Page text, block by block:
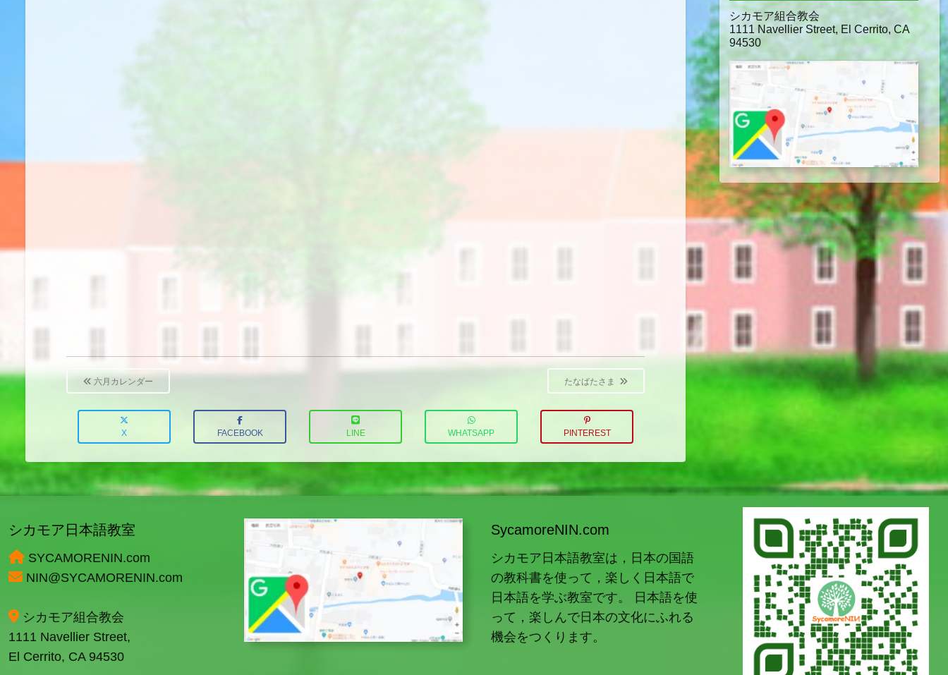
navigation
六月カレンダー たなばたさま
X FACEBOOK LINE WHATSAPP PINTEREST
シカモア組合教会
1111 Navellier Street, El Cerrito, CA
94530
シカモア日本語教室
SYCAMORENIN.com
NIN@SYCAMORENIN.com
シカモア組合教会
1111 Navellier Street,
El Cerrito, CA 94530
SycamoreNIN.com
シカモア日本語教室は，日本の国語
の教科書を使って，楽しく日本語で
日本語を学ぶ教室です。 日本語を使
って，楽しんで日本の文化にふれる
機会をつくります。